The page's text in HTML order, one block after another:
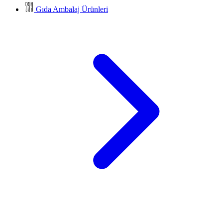
Gıda Ambalaj Ürünleri